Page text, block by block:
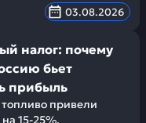
03.08.2026
налог: почему
бьет
прибыль
привели
15-25%.